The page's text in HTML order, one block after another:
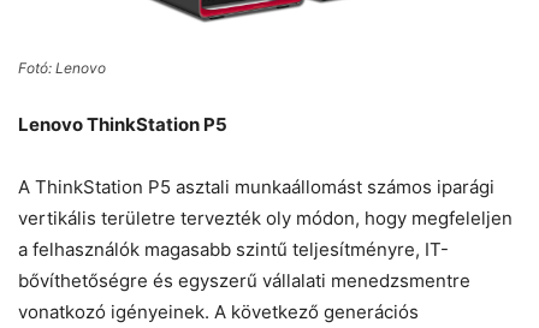
Fotó: Lenovo
Lenovo ThinkStation P5
A ThinkStation P5 asztali munkaállomást számos iparági
vertikális területre tervezték oly módon, hogy megfeleljen
a felhasználók magasabb szintű teljesítményre, IT-
bővíthetőségre és egyszerű vállalati menedzsmentre
vonatkozó igényeinek. A következő generációs